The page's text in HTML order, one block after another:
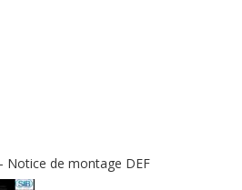
Notice de montage DEF